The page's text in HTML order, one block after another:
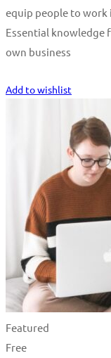
equip people to
Essential knowledge
own business
Add to wishlist
Featured
Free